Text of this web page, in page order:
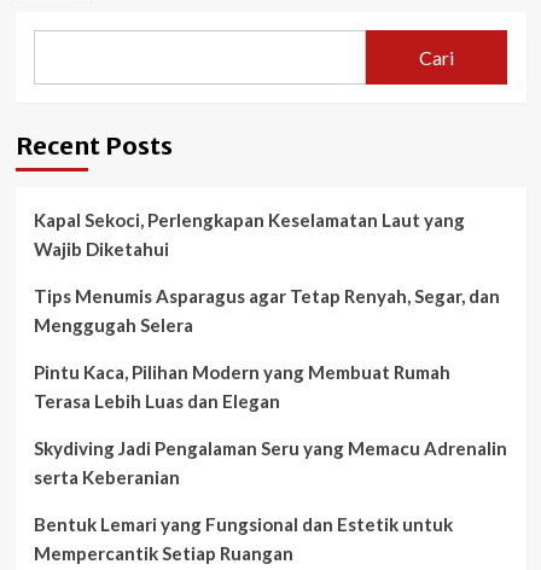
Cari
Recent Posts
Kapal Sekoci, Perlengkapan Keselamatan Laut yang
Wajib Diketahui
Tips Menumis Asparagus agar Tetap Renyah, Segar, dan
Menggugah Selera
Pintu Kaca, Pilihan Modern yang Membuat Rumah
Terasa Lebih Luas dan Elegan
Skydiving Jadi Pengalaman Seru yang Memacu Adrenalin
serta Keberanian
Bentuk Lemari yang Fungsional dan Estetik untuk
Mempercantik Setiap Ruangan